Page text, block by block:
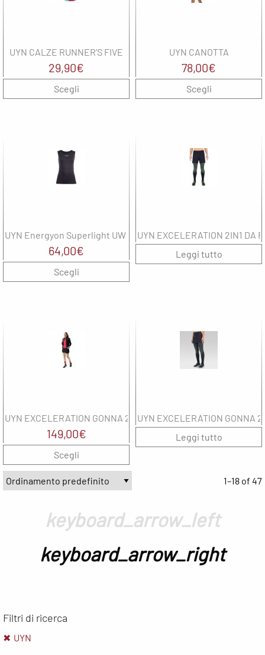
UYN CALZE RUNNER’S FIVE
29,90€
Scegli
UYN CANOTTA
78,00€
Scegli
UYN Energyon Superlight UW Sleeves (W)
64,00€
Scegli
UYN EXCELERATION 2IN1 DA
Leggi tutto
UYN EXCELERATION GONNA 2IN1
149,00€
Scegli
UYN EXCELERATION GONNA
Leggi tutto
1–18 of 47
keyboard_arrow_left
keyboard_arrow_right
Filtri di ricerca
UYN